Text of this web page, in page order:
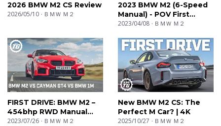
2026 BMW M2 CS Review
2026/05/10 ＢＭＷ Ｍ２
2023 BMW M2 (6-Speed
Manual) - POV First
Impressions
2023/04/08 ＢＭＷ Ｍ２
FIRST DRIVE: BMW M2 –
454bhp RWD Manual
Coupe + Cayman GT4 &
2023/07/26 ＢＭＷ Ｍ２
New BMW M2 CS: The
Perfect M Car? | 4K
2025/10/27 ＢＭＷ Ｍ２